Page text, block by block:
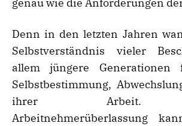
genau wie die Anforderungen
Denn in den letzten Jahren
Selbstverständnis vieler
allem jüngere Generationen
Selbstbestimmung,
ihrer Arbeit.
Arbeitnehmerüberlassung